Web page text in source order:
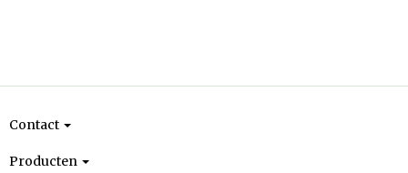
Contact
Producten